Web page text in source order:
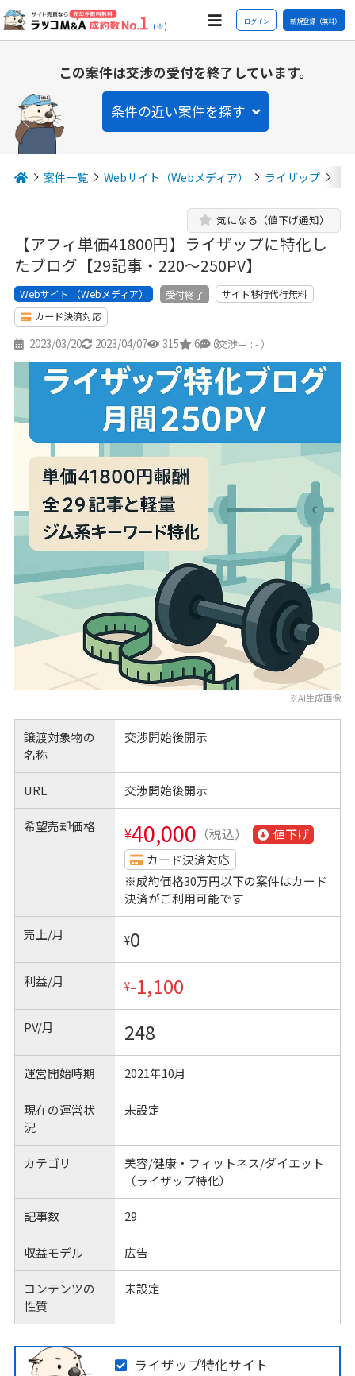
(※) ログイン 新規登録（無料）
この案件は交渉の受付を終了しています。
条件の近い案件を探す
案件一覧 Webサイト（Webメディア） ライザップ
【アフィ単価41800円】ライザップに特化し
たブログ【29記事・220～250PV】
気になる（値下げ通知）
Webサイト （Webメディア） 受付終了
サイト移行代行無料
カード決済対応
2023/03/20 2023/04/07 315 6 3
（交渉中 : - ）
※AI生成画像
譲渡対象物の
名称
交渉開始後開示
URL 交渉開始後開示
希望売却価格 ¥40,000 （税込）
値下げ
カード決済対応
※成約価格30万円以下の案件はカード
決済がご利用可能です
売上/月 ¥0
利益/月 ¥-1,100
PV/月 248
運営開始時期 2021年10月
現在の運営状
況
未設定
カテゴリ
美容/健康・フィットネス/ダイエット
（ライザップ特化）
記事数 29
収益モデル 広告
コンテンツの
性質
未設定
ライザップ特化サイト